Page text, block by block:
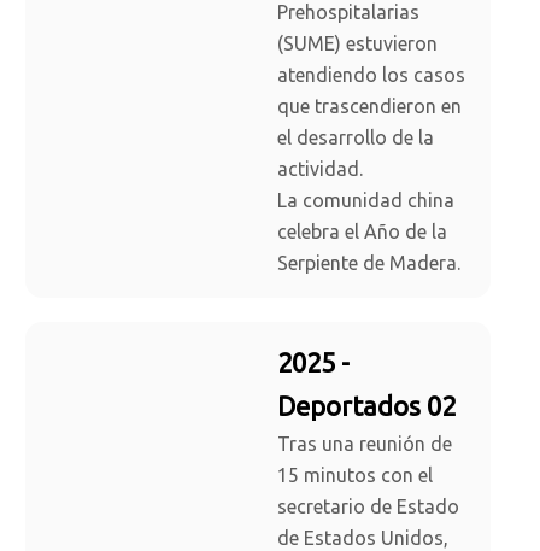
Prehospitalarias
(SUME) estuvieron
atendiendo los casos
que trascendieron en
el desarrollo de la
actividad.
La comunidad china
celebra el Año de la
Serpiente de Madera.
2025 -
Deportados 02
Tras una reunión de
15 minutos con el
secretario de Estado
de Estados Unidos,